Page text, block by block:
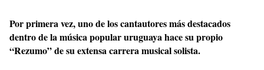
Por primera vez, uno de los cantautores más destacados
dentro de la música popular uruguaya hace su propio
“Rezumo” de su extensa carrera musical solista.